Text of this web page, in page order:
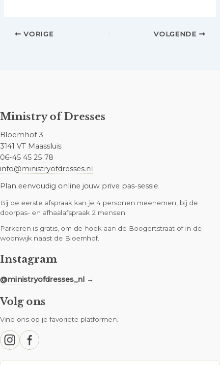
VORIGE VOLGENDE
Ministry of Dresses
Bloemhof 3
3141 VT Maassluis
06-45 45 25 78
info@ministryofdresses.nl
Plan eenvoudig online jouw prive pas-sessie.
Bij de eerste afspraak kan je 4 personen meenemen, bij de
doorpas- en afhaalafspraak 2 mensen.
Parkeren is gratis, om de hoek aan de Boogertstraat of in de
woonwijk naast de Bloemhof.
Instagram
@ministryofdresses_nl →
Volg ons
Vind ons op je favoriete platformen.